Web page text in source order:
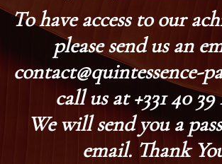
To have access to our
please send us an
contact@quintessence-
call us at +331 40 39
We will send you a
email. Thank